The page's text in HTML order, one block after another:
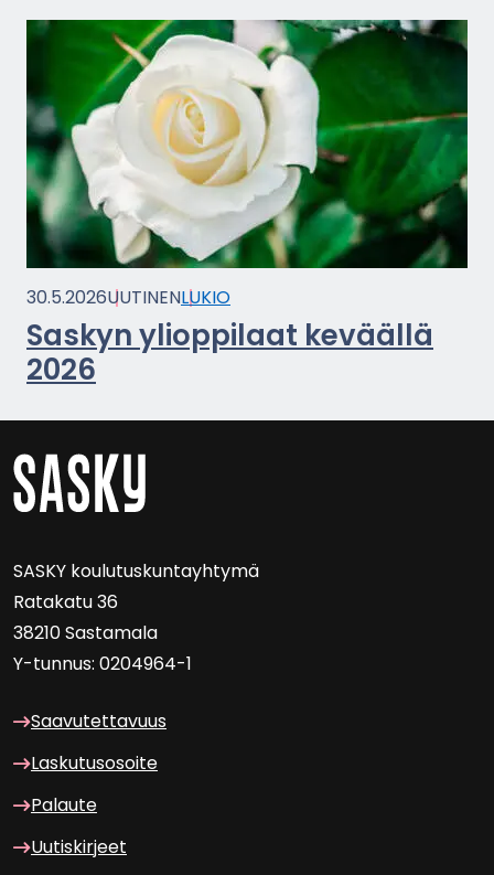
30.5.2026UU­TI­NENLUKIO
Sas­kyn yli­op­pi­laat ke­vääl­lä
2026
SASKY kou­lu­tus­kun­tayh­ty­mä
Ra­ta­ka­tu 36
38210 Sas­ta­ma­la
Y-​tunnus: 0204964-1
Saa­vu­tet­ta­vuus
Las­ku­tuso­soi­te
Pa­lau­te
Uu­tis­kir­jeet